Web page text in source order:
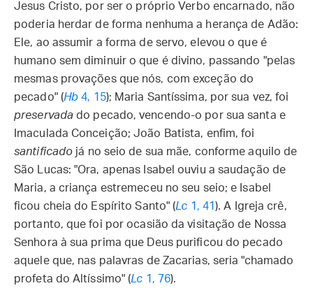
Jesus Cristo, por ser o próprio Verbo encarnado, não
poderia herdar de forma nenhuma a herança de Adão:
Ele, ao assumir a forma de servo, elevou o que é
humano sem diminuir o que é divino, passando "pelas
mesmas provações que nós, com exceção do
pecado" (Hb 4, 15); Maria Santíssima, por sua vez, foi
preservada do pecado, vencendo-o por sua santa e
Imaculada Conceição; João Batista, enfim, foi
santificado já no seio de sua mãe, conforme aquilo de
São Lucas: "Ora, apenas Isabel ouviu a saudação de
Maria, a criança estremeceu no seu seio; e Isabel
ficou cheia do Espírito Santo" (Lc 1, 41). A Igreja crê,
portanto, que foi por ocasião da visitação de Nossa
Senhora à sua prima que Deus purificou do pecado
aquele que, nas palavras de Zacarias, seria "chamado
profeta do Altíssimo" (Lc 1, 76).